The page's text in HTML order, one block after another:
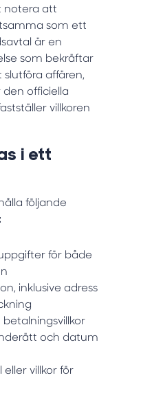
notera att
som ett
är en
som bekräftar
affären,
officiella
villkoren
i ett
följande
för både
inklusive adress
betalningsvillkor
och datum
villkor för